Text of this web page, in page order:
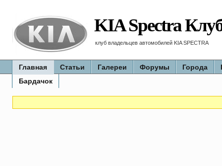
KIA Spectra
клуб владельцев автомобилей KIA SPECTRA
Главная Статьи Галереи Форумы Города
Бардачок